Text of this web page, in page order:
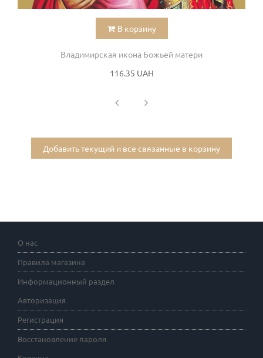
В корзину
Владимирская икона Божьей матери
116.35 UAH
Добавить текущий и все связанные в корзину
О нас
Правила магазина
Информационный раздел
Авторизация
Регистрация
Восстановление пароля